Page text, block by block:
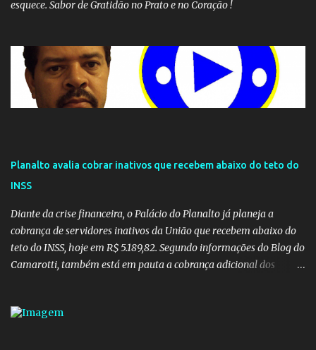
esquece. Sabor de Gratidão no Prato e no Coração !
Planalto avalia cobrar inativos que recebem abaixo do teto do
INSS
Diante da crise financeira, o Palácio do Planalto já planeja a
cobrança de servidores inativos da União que recebem abaixo do
teto do INSS, hoje em R$ 5.189,82. Segundo informações do Blog do
Camarotti, também está em pauta a cobrança adicional dos
aumentar o percentual de recolhimento para 14%. De acordo com